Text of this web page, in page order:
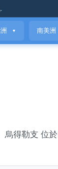
.
▼ 南美洲
烏得勒支 位於